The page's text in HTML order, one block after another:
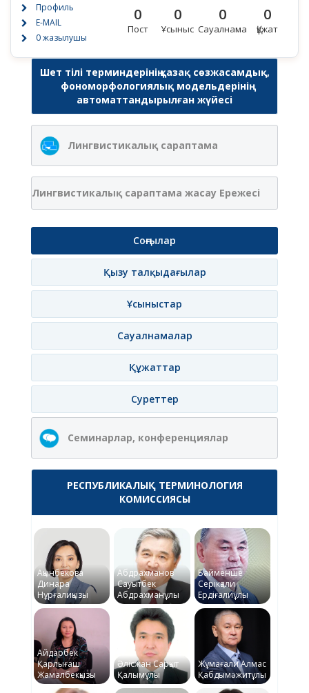
Профиль
E-MAIL
0 жазылушы
0
Пост
0
Ұсыныс
0
Сауалнама
0
Құжат
Шет тілі терминдерінің қазақ сөзжасамдық,
фономорфологиялық модельдерінің
автоматтандырылған жүйесі
Лингвистикалық сараптама
Лингвистикалық сараптама жасау Ережесі
Соңғылар
Қызу талқыдағылар
Ұсыныстар
Сауалнамалар
Құжаттар
Суреттер
Семинарлар, конференциялар
РЕСПУБЛИКАЛЫҚ ТЕРМИНОЛОГИЯ
КОМИССИЯСЫ
Ақынбекова
Динара
Нұрғалиқызы
Абдрахманов
Сауытбек
Абдрахманұлы
Байменше
Серікқали
Ердіғалиұлы
Айдарбек
Қарлығаш
Жамалбекқызы
Әлісжан Сарқыт
Қалымұлы
Жұмағали Алмас
Қабдымәжитұлы